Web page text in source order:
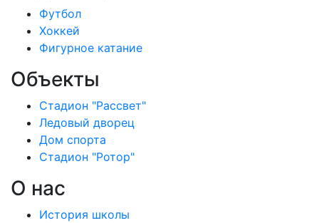
Футбол
Хоккей
Фигурное катание
Объекты
Стадион "Рассвет"
Ледовый дворец
Дом спорта
Стадион "Ротор"
О нас
История школы